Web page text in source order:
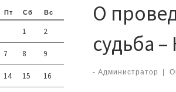
О
судьба
- Администратор
Пт Сб Вс
1 2
7 8 9
14 15 16